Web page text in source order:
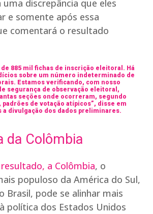
discrepância que eles
e somente após essa
comentará o resultado
de 885 mil fichas de inscrição eleitoral. Há
sobre um número indeterminado de
Estamos verificando, com nosso
segurança de observação eleitoral,
seções onde ocorreram, segundo
de votação atípicos”, disse em
a divulgação dos dados preliminares.
da Colômbia
a Colômbia, o
populoso da América do Sul,
Brasil, pode se alinhar mais
política dos Estados Unidos